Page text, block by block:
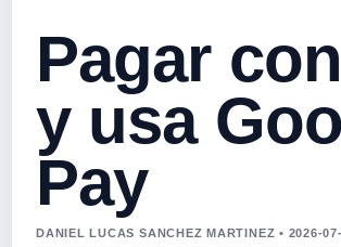
Pagar
y usa
Pay
DANIEL LUCAS SANCHEZ MARTINEZ • 2026-